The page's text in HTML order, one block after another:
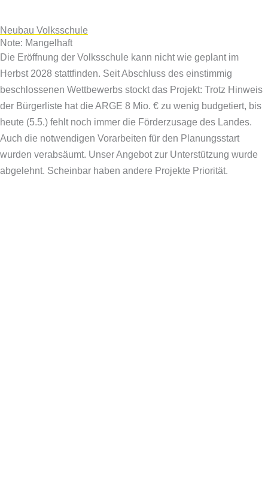
Neubau Volksschule
Note: Mangelhaft
Die Eröffnung der Volksschule kann nicht wie geplant im
Herbst 2028 stattfinden. Seit Abschluss des einstimmig
beschlossenen Wettbewerbs stockt das Projekt: Trotz Hinweis
der Bürgerliste hat die ARGE 8 Mio. € zu wenig budgetiert, bis
heute (5.5.) fehlt noch immer die Förderzusage des Landes.
Auch die notwendigen Vorarbeiten für den Planungsstart
wurden verabsäumt. Unser Angebot zur Unterstützung wurde
abgelehnt. Scheinbar haben andere Projekte Priorität.